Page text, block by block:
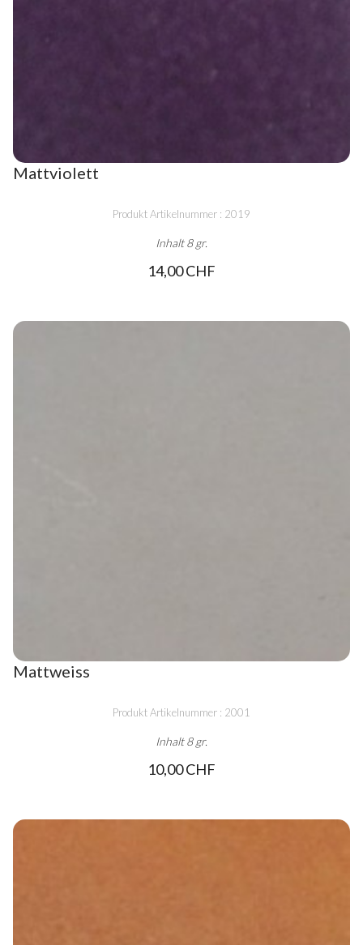
Mattviolett
Produkt Artikelnummer : 2019
Inhalt 8 gr.
14,00 CHF
Mattweiss
Produkt Artikelnummer : 2001
Inhalt 8 gr.
10,00 CHF